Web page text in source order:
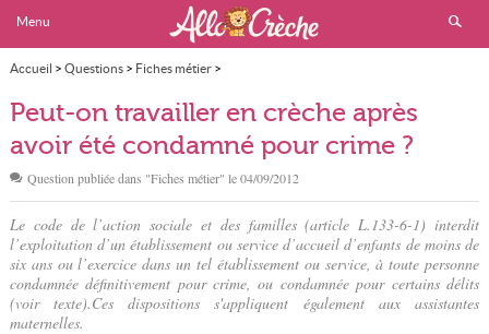
Menu
Accueil > Questions> Fiches métier>
Peut-on travailler en crèche après avoir été condamné pour crime ?
Peut-on travailler en crèche après
avoir été condamné pour crime ?
Question publiée dans "Fiches métier" le04/09/2012
Le code de l’action sociale et des familles (article L.133-6-1) interdit
l’exploitation d’un établissement ou service d’accueil d’enfants de moins de
six ans ou l’exercice dans un tel établissement ou service, à toute personne
condamnée définitivement pour crime, ou condamnée pour certains délits
(voir texte).Ces dispositions s'appliquent également aux assistantes
maternelles.